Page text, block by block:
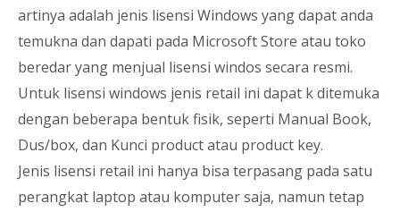
artinya adalah jenis lisensi Windows yang dapat anda
temukna dan dapati pada Microsoft Store atau toko
beredar yang menjual lisensi windos secara resmi.
Untuk lisensi windows jenis retail ini dapat k ditemuka
dengan beberapa bentuk fisik, seperti Manual Book,
Dus/box, dan Kunci product atau product key.
Jenis lisensi retail ini hanya bisa terpasang pada satu
perangkat laptop atau komputer saja, namun tetap